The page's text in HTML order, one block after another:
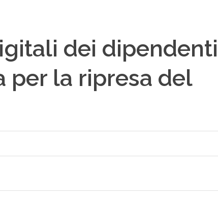
dei dipendenti
per la ripresa del